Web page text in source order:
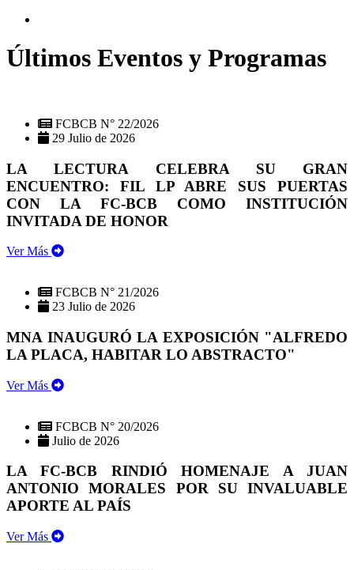
Últimos Eventos y Programas
FCBCB N° 22/2026
29 Julio de 2026
LA LECTURA CELEBRA SU GRAN
ENCUENTRO: FIL LP ABRE SUS PUERTAS
CON LA FC-BCB COMO INSTITUCIÓN
INVITADA DE HONOR
Ver Más
FCBCB N° 21/2026
23 Julio de 2026
MNA INAUGURÓ LA EXPOSICIÓN "ALFREDO
LA PLACA, HABITAR LO ABSTRACTO"
Ver Más
FCBCB N° 20/2026
Julio de 2026
LA FC-BCB RINDIÓ HOMENAJE A JUAN
ANTONIO MORALES POR SU INVALUABLE
APORTE AL PAÍS
Ver Más